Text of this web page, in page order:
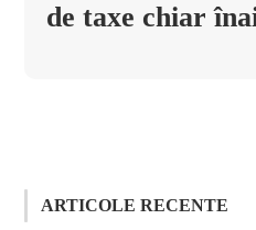
de taxe chiar
ARTICOLE RECENTE